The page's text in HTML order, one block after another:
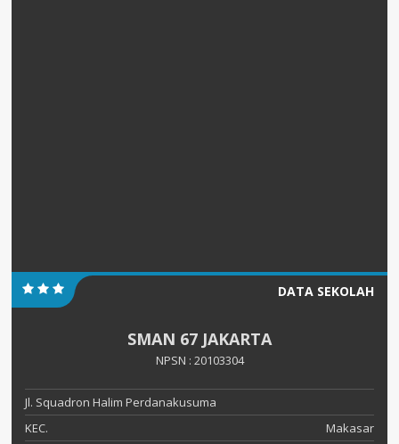
DATA SEKOLAH
SMAN 67 JAKARTA
NPSN : 20103304
Jl. Squadron Halim Perdanakusuma
KEC.
Makasar